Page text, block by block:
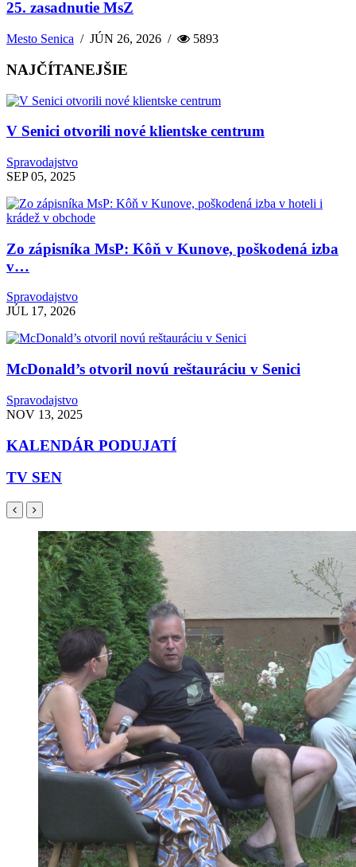
25. zasadnutie MsZ
Mesto Senica /JÚN 26, 2026 / 5893
NAJČÍTANEJŠIE
V Senici otvorili nové klientske centrum
Spravodajstvo
SEP 05, 2025
Zo zápisníka MsP: Kôň v Kunove, poškodená izba
v…
Spravodajstvo
JÚL 17, 2026
McDonald’s otvoril novú reštauráciu v Senici
Spravodajstvo
NOV 13, 2025
KALENDÁR PODUJATÍ
TV SEN